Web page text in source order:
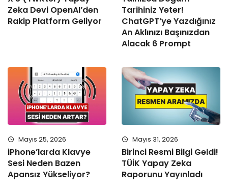
Zeka Devi OpenAI’den
Rakip Platform Geliyor
Tarihiniz Yeter!
ChatGPT’ye Yazdığınız
An Aklınızı Başınızdan
Alacak 6 Prompt
Mayıs 25, 2026
iPhone’larda Klavye
Sesi Neden Bazen
Apansız Yükseliyor?
Mayıs 31, 2026
Birinci Resmi Bilgi Geldi!
TÜİK Yapay Zeka
Raporunu Yayınladı